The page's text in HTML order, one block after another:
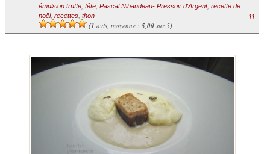
émulsion truffe, fête, Pascal Nibaudeau- Pressoir d'Argent, recette de
noël, recettes, thon
(1 avis, moyenne : 5,00sur 5)
11